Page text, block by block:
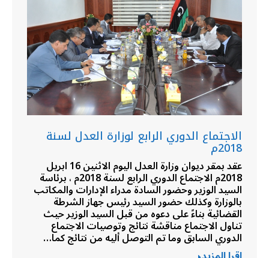
الاجتماع الدوري الرابع لوزارة العدل لسنة
2018م
عقد بمقر ديوان وزارة العدل اليوم الاثنين 16 ابريل
2018م الاجتماع الدوري الرابع لسنة 2018م ، برئاسة
السيد الوزير وحضور السادة مدراء الإدارات والمكاتب
بالوزارة وكذلك حضور السيد رئيس جهاز الشرطة
القضائية بناءً على دعوه من قبل السيد الوزير حيث
تناول الاجتماع مناقشة نتائج وتوصيات الاجتماع
الدوري السابق وما تم التوصل أليه من نتائج كما…